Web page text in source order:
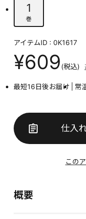
1
巻
アイテムID : 0K1617
¥609(税込)
最短16日後お届け 常
仕入
この
概要